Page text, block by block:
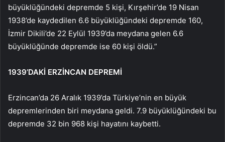
büyüklüğündeki depremde 5 kişi, Kırşehir’de 19 Nisan
1938’de kaydedilen 6.6 büyüklüğündeki depremde 160,
İzmir Dikili’de 22 Eylül 1939’da meydana gelen 6.6
büyüklüğünde depremde ise 60 kişi öldü.”
1939’DAKİ ERZİNCAN DEPREMİ
Erzincan’da 26 Aralık 1939’da Türkiye’nin en büyük
depremlerinden biri meydana geldi. 7.9 büyüklüğündeki bu
depremde 32 bin 968 kişi hayatını kaybetti.